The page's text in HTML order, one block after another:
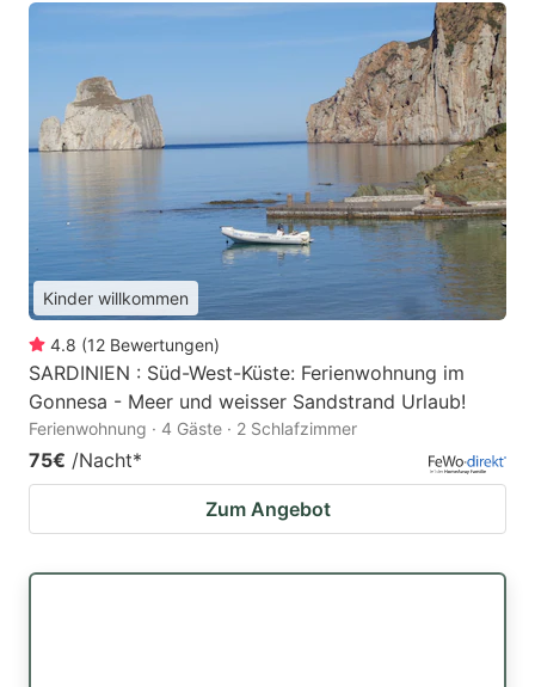
Kinder willkommen
4.8 (12 Bewertungen)
SARDINIEN : Süd-West-Küste: Ferienwohnung im
Gonnesa - Meer und weisser Sandstrand Urlaub!
Ferienwohnung · 4 Gäste · 2 Schlafzimmer
75€ /Nacht*
Zum Angebot